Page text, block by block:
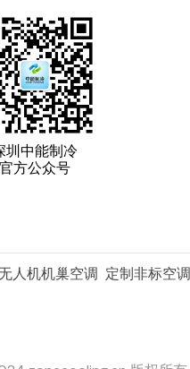
圳中能制冷
官方公众号
机机巢空调 定制非标